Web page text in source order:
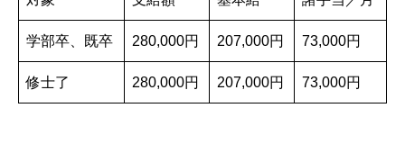
学部卒、既卒 280,000円 207,000円 73,000円
修士了 280,000円 207,000円 73,000円